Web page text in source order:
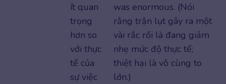
ít quan
trọng
hơn so
với thực
tế của
sự việc
was enormous. (Nói
rằng trận lụt gây ra một
vài rắc rối là đang giảm
nhẹ mức độ thực tế;
thiệt hại là vô cùng to
lớn.)